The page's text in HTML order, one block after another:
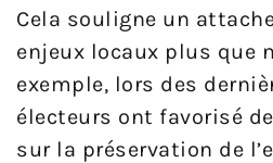
Cela souligne un
enjeux locaux plus que
exemple, lors des
électeurs ont favorisé
sur la préservation de